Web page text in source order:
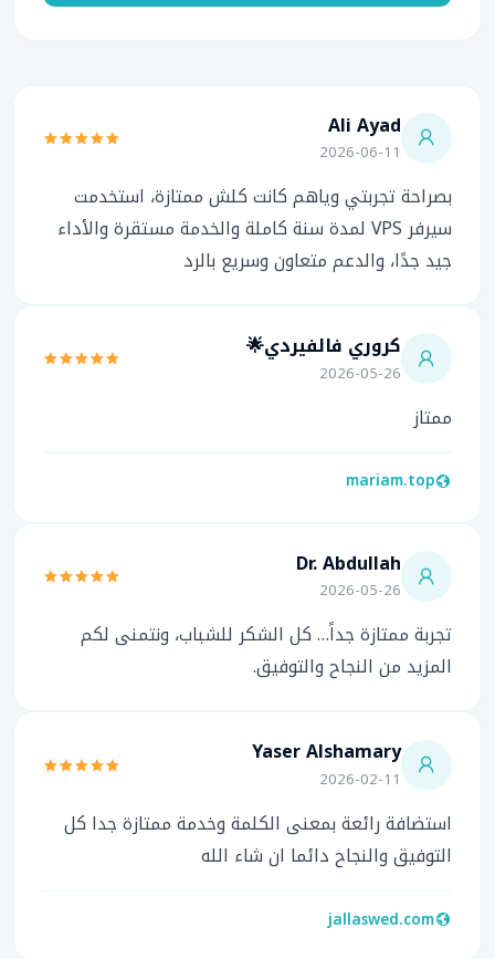
Ali Ayad
2026-06-11
بصراحة تجربتي وياهم كانت كلش ممتازة، استخدمت
سيرفر VPS لمدة سنة كاملة والخدمة مستقرة والأداء
جيد جدًا، والدعم متعاون وسريع بالرد
كروري فالفيردي🌟
2026-05-26
ممتاز
mariam.top
Dr. Abdullah
2026-05-26
تجربة ممتازة جداً… كل الشكر للشباب، ونتمنى لكم
المزيد من النجاح والتوفيق.
Yaser Alshamary
2026-02-11
استضافة رائعة بمعنى الكلمة وخدمة ممتازة جدا كل
التوفيق والنجاح دائما ان شاء الله
jallaswed.com